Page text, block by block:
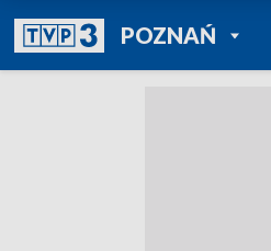
POZNAŃPOWRÓT DO
TVP REGIONY